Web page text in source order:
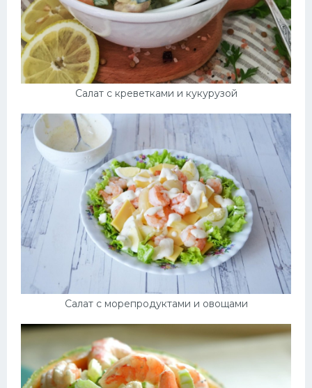
Салат с креветками и кукурузой
Салат с морепродуктами и овощами